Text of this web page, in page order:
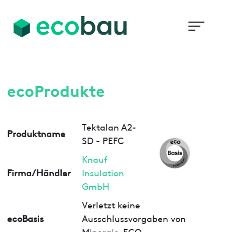
ecoProdukte
Produktname
Tektalan A2-
SD - PEFC
Firma/Händler
Knauf
Insulation
GmbH
ecoBasis
Verletzt keine
Ausschlussvorgaben von